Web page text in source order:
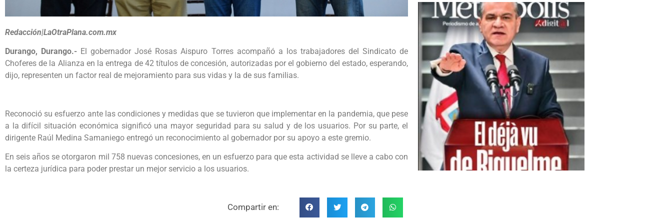
Redacción|LaOtraPlana.com.mx
Durango, Durango.- El gobernador José Rosas Aispuro Torres acompañó a los trabajadores del Sindicato de
Choferes de la Alianza en la entrega de 42 títulos de concesión, autorizadas por el gobierno del estado, esperando,
dijo, representen un factor real de mejoramiento para sus vidas y la de sus familias.
Reconoció su esfuerzo ante las condiciones y medidas que se tuvieron que implementar en la pandemia, que pese
a la difícil situación económica significó una mayor seguridad para su salud y de los usuarios. Por su parte, el
dirigente Raúl Medina Samaniego entregó un reconocimiento al gobernador por su apoyo a este gremio.
En seis años se otorgaron mil 758 nuevas concesiones, en un esfuerzo para que esta actividad se lleve a cabo con
la certeza jurídica para poder prestar un mejor servicio a los usuarios.
Compartir en: